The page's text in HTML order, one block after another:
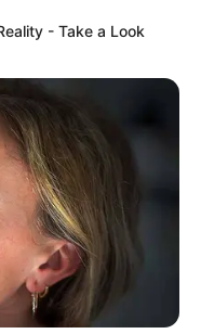
The Bible
- Take a Look